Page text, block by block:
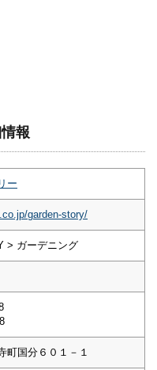
報
ー
garden-story/
> ガーデニング
町国分６０１－１